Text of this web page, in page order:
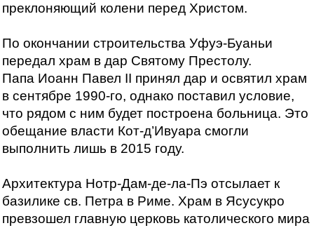
преклоняющий колени перед Христом.
По окончании строительства Уфуэ-Буаньи
передал храм в дар Святому Престолу.
Папа Иоанн Павел II принял дар и освятил храм
в сентябре 1990-го, однако поставил условие,
что рядом с ним будет построена больница. Это
обещание власти Кот-д’Ивуара смогли
выполнить лишь в 2015 году.
Архитектура Нотр-Дам-де-ла-Пэ отсылает к
базилике св. Петра в Риме. Храм в Ясусукро
превзошел главную церковь католического мира